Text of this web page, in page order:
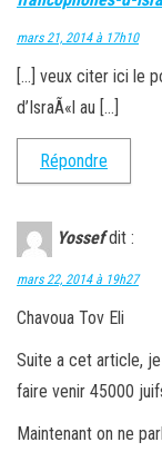
mars 21, 2014 à 17h10
[…] veux citer ici le
d’IsraÃ«l au […]
Répondre
Yossef dit :
mars 22, 2014 à 19h27
Chavoua Tov Eli
Suite a cet article,
faire venir 45000
Maintenant on ne